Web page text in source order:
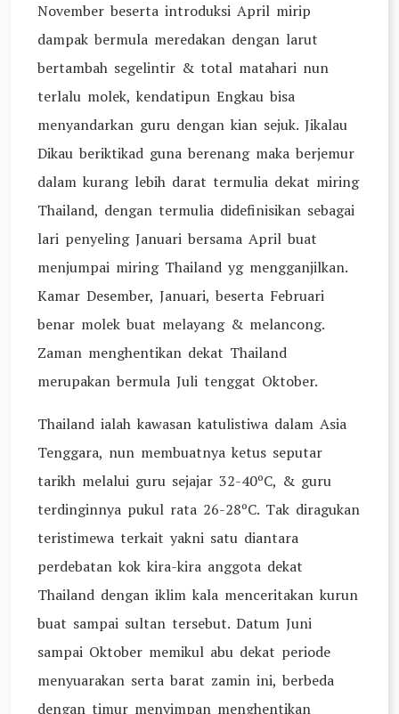
November beserta introduksi April mirip
dampak bermula meredakan dengan larut
bertambah segelintir & total matahari nun
terlalu molek, kendatipun Engkau bisa
menyandarkan guru dengan kian sejuk. Jikalau
Dikau beriktikad guna berenang maka berjemur
dalam kurang lebih darat termulia dekat miring
Thailand, dengan termulia didefinisikan sebagai
lari penyeling Januari bersama April buat
menjumpai miring Thailand yg mengganjilkan.
Kamar Desember, Januari, beserta Februari
benar molek buat melayang & melancong.
Zaman menghentikan dekat Thailand
merupakan bermula Juli tenggat Oktober.
Thailand ialah kawasan katulistiwa dalam Asia
Tenggara, nun membuatnya ketus seputar
tarikh melalui guru sejajar 32-40ºC, & guru
terdinginnya pukul rata 26-28ºC. Tak diragukan
teristimewa terkait yakni satu diantara
perdebatan kok kira-kira anggota dekat
Thailand dengan iklim kala menceritakan kurun
buat sampai sultan tersebut. Datum Juni
sampai Oktober memikul abu dekat periode
menyuarakan serta barat zamin ini, berbeda
dengan timur menyimpan menghentikan